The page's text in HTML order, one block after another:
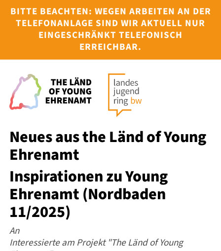
BITTE BEACHTEN: WEGEN ARBEITEN AN DER
TELEFONANLAGE SIND WIR AKTUELL NUR
EINGESCHRÄNKT TELEFONISCH
ERREICHBAR.
Neues aus the Länd of Young
Ehrenamt
Inspirationen zu Young
Ehrenamt (Nordbaden
11/2025)
An
Interessierte am Projekt "The Länd of Young
HOME
PROJEKTE